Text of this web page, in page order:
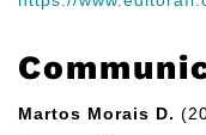
Martos Morais D.